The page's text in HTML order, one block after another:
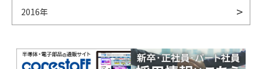
2016年